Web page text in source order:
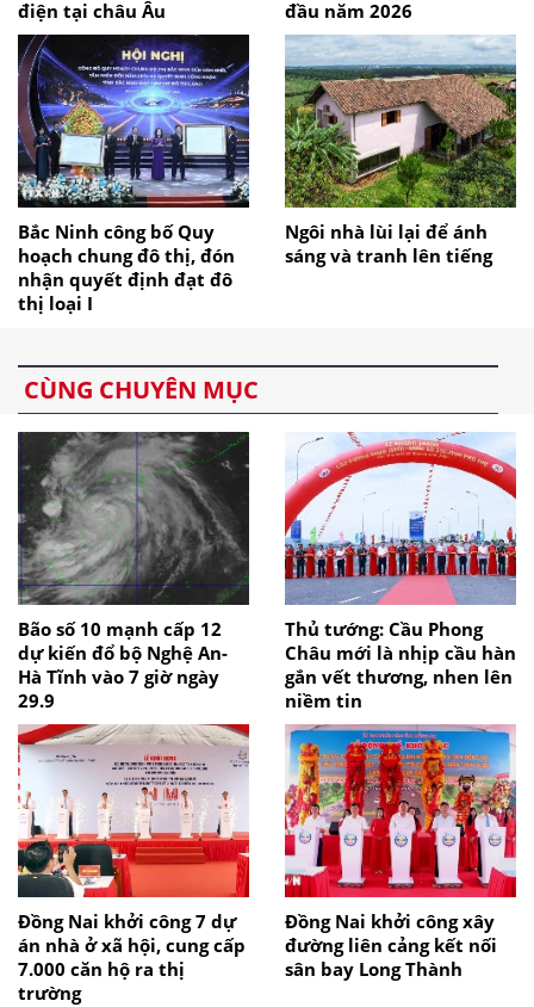
điện tại châu Âu
đầu năm 2026
Bắc Ninh công bố Quy
hoạch chung đô thị, đón
nhận quyết định đạt đô
thị loại I
Ngôi nhà lùi lại để ánh
sáng và tranh lên tiếng
CÙNG CHUYÊN MỤC
Bão số 10 mạnh cấp 12
dự kiến đổ bộ Nghệ An-
Hà Tĩnh vào 7 giờ ngày
29.9
Thủ tướng: Cầu Phong
Châu mới là nhịp cầu hàn
gắn vết thương, nhen lên
niềm tin
Đồng Nai khởi công 7 dự
án nhà ở xã hội, cung cấp
7.000 căn hộ ra thị
trường
Đồng Nai khởi công xây
đường liên cảng kết nối
sân bay Long Thành